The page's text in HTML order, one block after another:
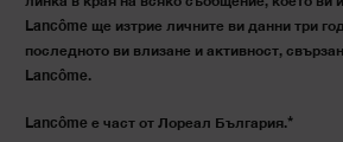
Lancôme ще изтрие личните ви данни три
последното ви влизане и активност,
Lancôme.
Lancôme е част от Лореал България.*